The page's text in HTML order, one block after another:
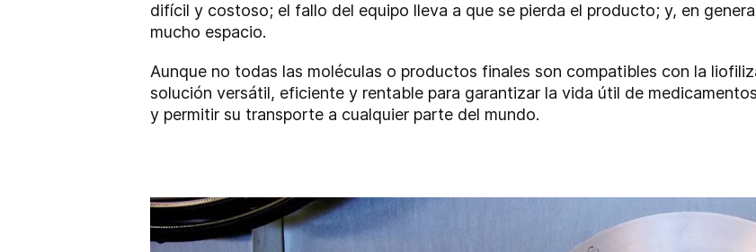
difícil y costoso; el fallo del equipo lleva a que se pierda el producto; y, en
mucho espacio.
Aunque no todas las moléculas o productos finales son compatibles con la
solución versátil, eficiente y rentable para garantizar la vida útil de
y permitir su transporte a cualquier parte del mundo.